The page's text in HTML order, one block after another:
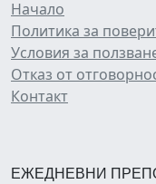
Начало
Политика за
Условия за
Отказ от
Контакт
ЕЖЕДНЕВНИ